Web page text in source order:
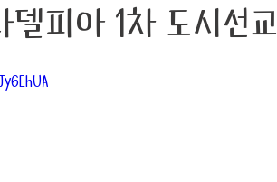
피아 1차 도시선교